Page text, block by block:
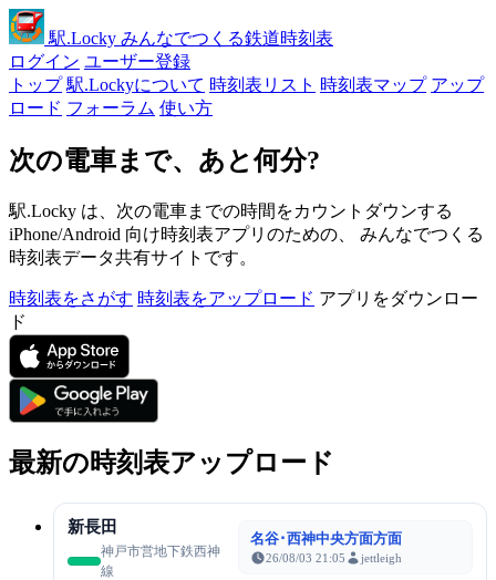
駅.Locky みんなでつくる鉄道時刻表
ログイン ユーザー登録
トップ 駅.Lockyについて 時刻表リスト 時刻表マップ アップ
ロード フォーラム 使い方
次の電車まで、あと何分?
駅.Locky は、次の電車までの時間をカウントダウンする
iPhone/Android 向け時刻表アプリのための、 みんなでつくる
時刻表データ共有サイトです。
時刻表をさがす 時刻表をアップロード アプリをダウンロー
ド
最新の時刻表アップロード
新長田
神戸市営地下鉄西神
線
名谷･西神中央方面方面
26/08/03 21:05 jettleigh